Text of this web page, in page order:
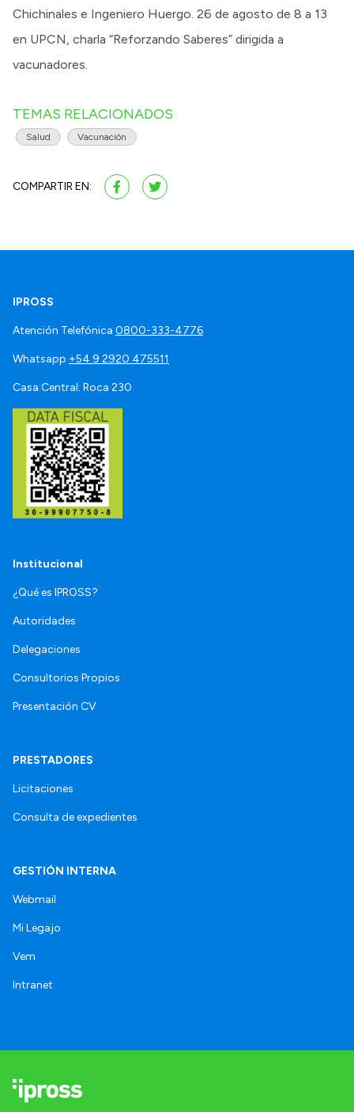
Chichinales e Ingeniero Huergo. 26 de agosto de 8 a 13
en UPCN, charla “Reforzando Saberes” dirigida a
vacunadores.
TEMAS RELACIONADOS
Salud Vacunación
COMPARTIR EN:
IPROSS
Atención Telefónica 0800-333-4776
Whatsapp +54 9 2920 475511
Casa Central: Roca 230
Institucional
¿Qué es IPROSS?
Autoridades
Delegaciones
Consultorios Propios
Presentación CV
PRESTADORES
Licitaciones
Consulta de expedientes
GESTIÓN INTERNA
Webmail
Mi Legajo
Vem
Intranet